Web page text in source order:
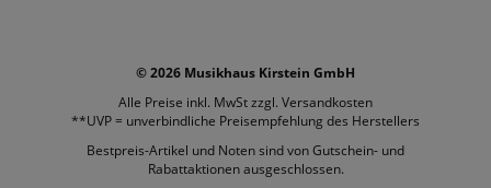
© 2026 Musikhaus Kirstein GmbH
Alle Preise inkl. MwSt zzgl. Versandkosten
**UVP = unverbindliche Preisempfehlung des Herstellers
Bestpreis-Artikel und Noten sind von Gutschein- und
Rabattaktionen ausgeschlossen.